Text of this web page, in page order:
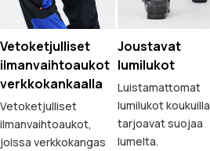
Vetoketjulliset
ilmanvaihtoaukot
verkkokankaalla
Vetoketjulliset
ilmanvaihtoaukot,
joissa verkkokangas
Joustavat
lumilukot
Luistamattomat
lumilukot koukuilla
tarjoavat suojaa
lumelta.